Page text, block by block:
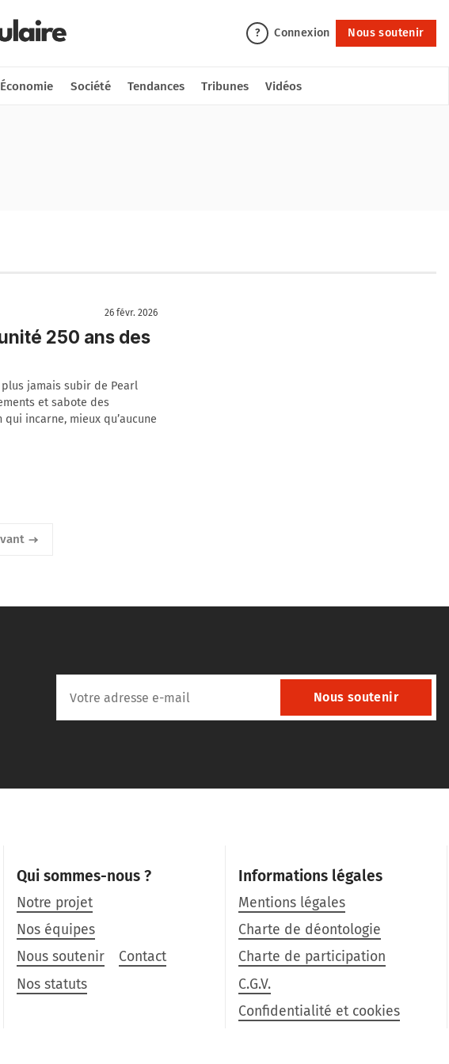
? Connexion Nous soutenir
Économie Société Tendances Tribunes Vidéos
26 févr. 2026
250 ans des
plus jamais subir de Pearl
et sabote des
incarne, mieux qu’aucune
Nous soutenir
Qui sommes-nous ?
Notre projet
Nos équipes
Nous soutenir
Contact
Nos statuts
Informations légales
Mentions légales
Charte de déontologie
Charte de participation
C.G.V.
Confidentialité et cookies